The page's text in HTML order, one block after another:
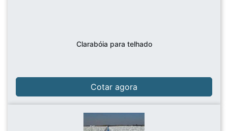
Clarabóia para telhado
Cotar agora